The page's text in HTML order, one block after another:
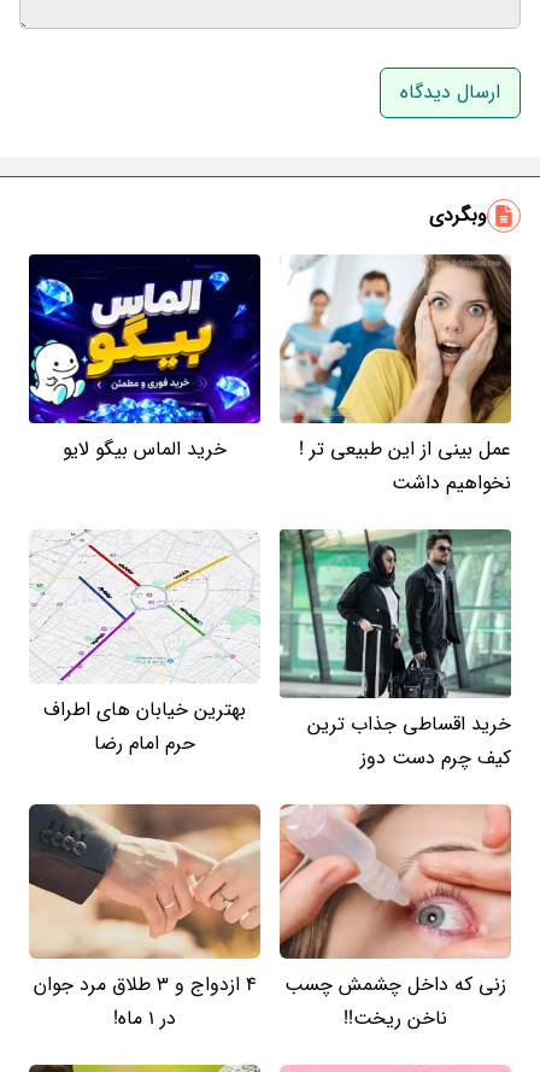
نام و نام خانوادگی
وبگردی
عمل بینی از این طبیعی تر !
نخواهیم داشت
خرید الماس بیگو لایو
خرید اقساطی جذاب ترین
کیف چرم دست دوز
بهترین خیابان های اطراف
حرم امام رضا
زنی که داخل چشمش چسب
ناخن ریخت!!
4 ازدواج و 3 طلاق مرد جوان
در 1 ماه!